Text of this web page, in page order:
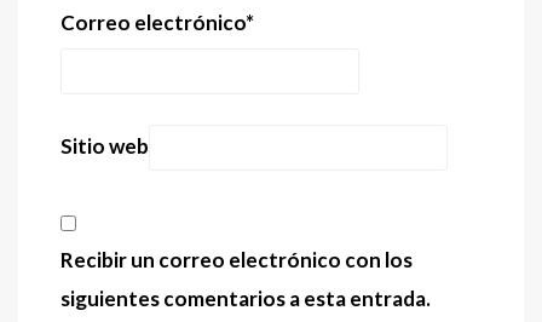
Correo electrónico*
Sitio web
Recibir un correo electrónico con los
siguientes comentarios a esta entrada.